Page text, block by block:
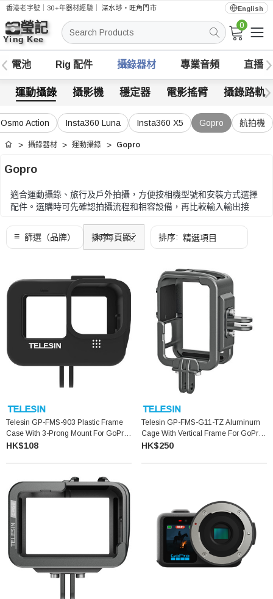
香港老字號｜30+年器材經驗｜深水埗・旺角門市 English
搜
索
0
電池 Rig 配件 攝錄器材 專業音頻 直播
運動攝錄 攝影機 穩定器 電影搖臂 攝錄路軌
Action Insta360 Luna Insta360 X5 Gopro 航拍機
首頁 攝錄器材 運動攝錄 Gopro
Gopro
適合運動攝錄、旅行及戶外拍攝，方便按相機型號和安裝方式選擇
配件。選購時可先確認拍攝流程和相容設備，再比較輸入輸出接
選購時可先確認拍攝流程和相容設備，再比較輸入輸出接口、供電
方式、安裝位置和攜帶需要。
Telesin GP-FMS-903 Plastic Frame
Case With 3-Prong Mount For GoPro
HERO 13 12 11 10 9
HK$108
Telesin GP-FMS-G11-TZ Aluminum
Cage With Vertical Frame For GoPro
HERO 13 12 11 10 9 垂直框架
HK$250